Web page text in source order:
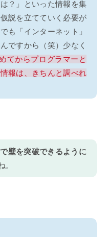
？」といった情報を集
説を立てていく必要が
も「インターネット」
ですから（笑）少なく
てからプログラマーと
報は、きちんと調べれ
壁を突破できるように
。